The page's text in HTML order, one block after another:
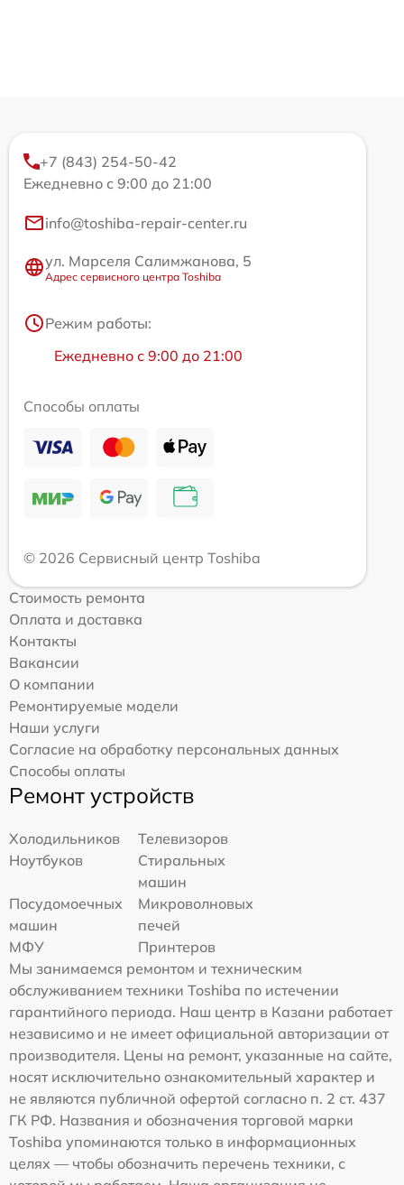
+7 (843) 254-50-42
Ежедневно с 9:00 до 21:00
info@toshiba-repair-center.ru
ул. Марселя Салимжанова, 5
Адрес сервисного центра Toshiba
Режим работы:
Ежедневно с 9:00 до 21:00
Способы оплаты
© 2026 Сервисный центр Toshiba
Стоимость ремонта
Оплата и доставка
Контакты
Вакансии
О компании
Ремонтируемые модели
Наши услуги
Согласие на обработку персональных данных
Способы оплаты
Ремонт устройств
Холодильников
Телевизоров
Ноутбуков
Стиральных
машин
Посудомоечных
машин
Микроволновых
печей
МФУ
Принтеров
Мы занимаемся ремонтом и техническим
обслуживанием техники Toshiba по истечении
гарантийного периода. Наш центр в Казани работает
независимо и не имеет официальной авторизации от
производителя. Цены на ремонт, указанные на сайте,
носят исключительно ознакомительный характер и
не являются публичной офертой согласно п. 2 ст. 437
ГК РФ. Названия и обозначения торговой марки
Toshiba упоминаются только в информационных
целях — чтобы обозначить перечень техники, с